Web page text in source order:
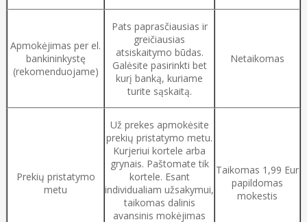
Apmokėjimas per el.
bankininkystę
(rekomenduojame)
Pats paprasčiausias ir
greičiausias
atsiskaitymo būdas.
Galėsite pasirinkti bet
kurį banką, kuriame
turite sąskaitą.
Netaikomas
Prekių pristatymo
metu
Už prekes apmokėsite
prekių pristatymo metu.
Kurjeriui kortele arba
grynais. Paštomate tik
kortele. Esant
individualiam užsakymui,
taikomas dalinis
avansinis mokėjimas
Taikomas 1,99 Eur
papildomas
mokestis